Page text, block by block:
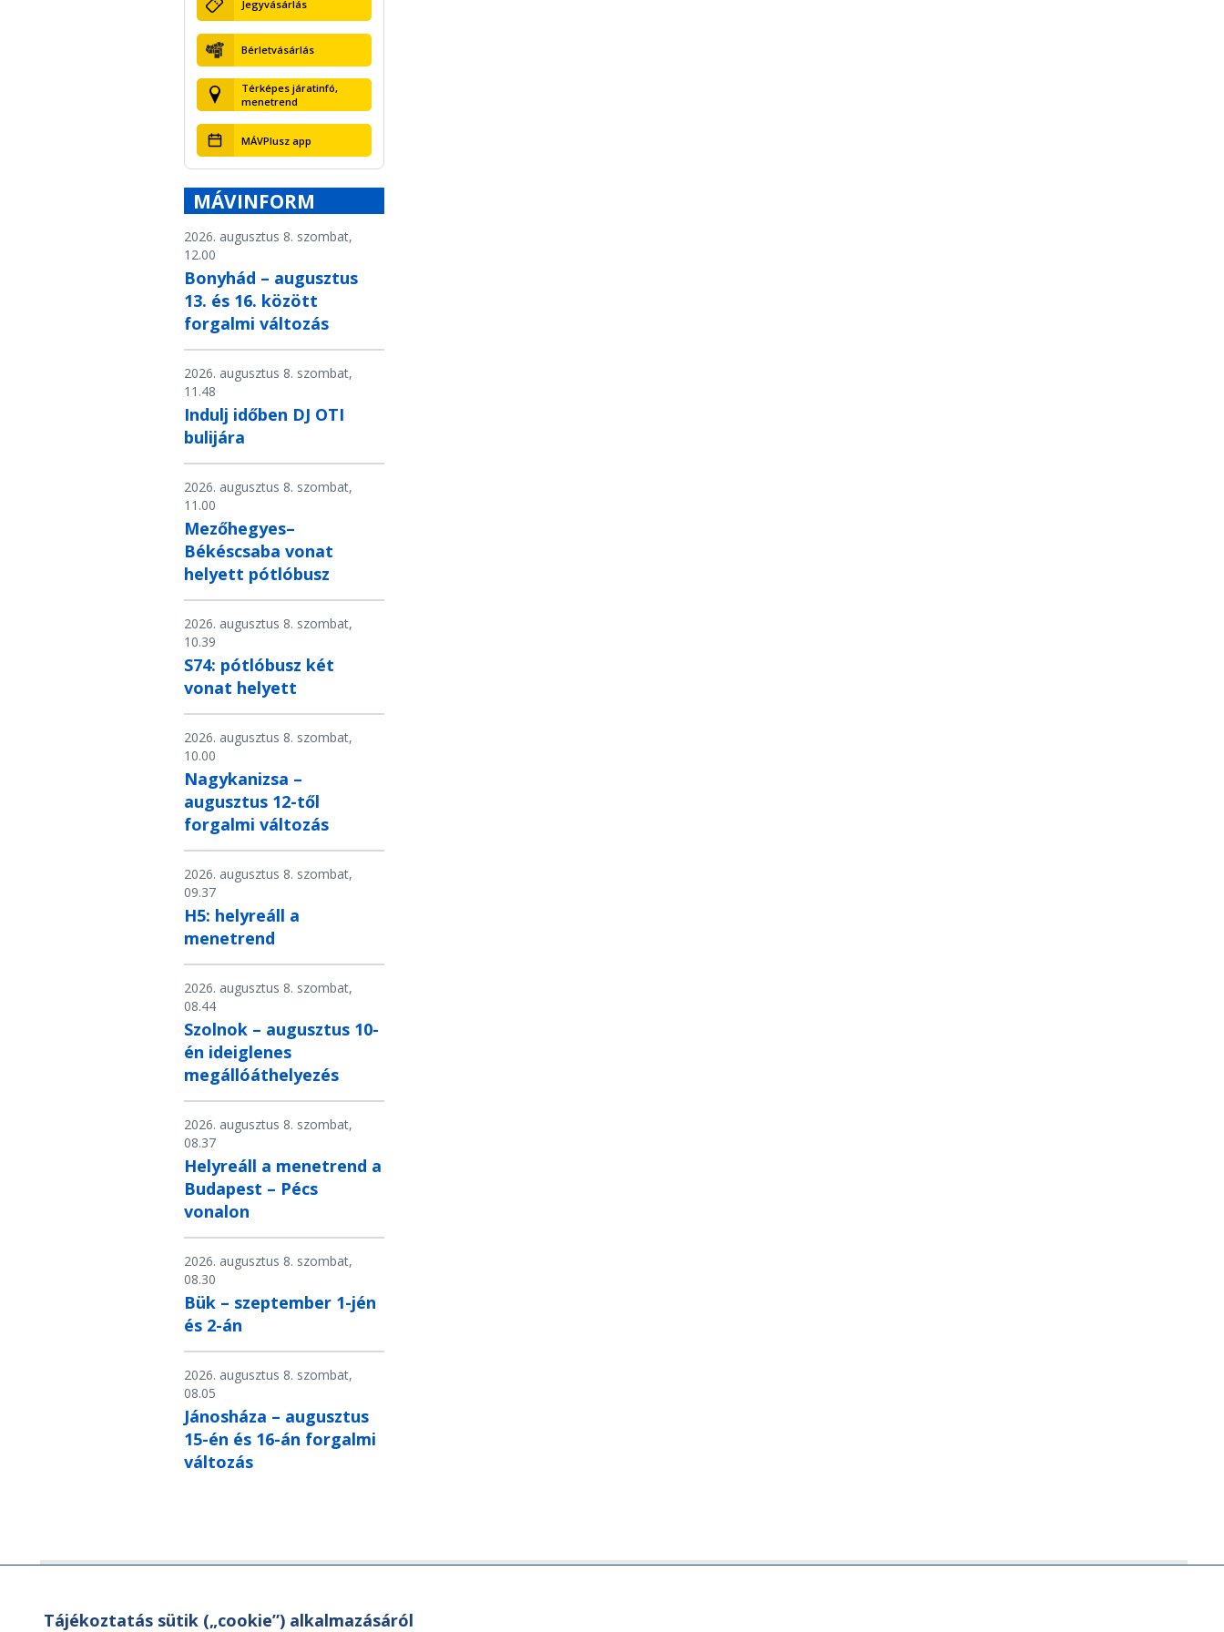
Jegyvásárlás
Bérletvásárlás
Térképes járatinfó,
menetrend
MÁVPlusz app
MÁVINFORM
2026. augusztus 8. szombat,
12.00
Bonyhád – augusztus
13. és 16. között
forgalmi változás
2026. augusztus 8. szombat,
11.48
Indulj időben DJ OTI
bulijára
2026. augusztus 8. szombat,
11.00
Mezőhegyes–
Békéscsaba vonat
helyett pótlóbusz
2026. augusztus 8. szombat,
10.39
S74: pótlóbusz két
vonat helyett
2026. augusztus 8. szombat,
10.00
Nagykanizsa –
augusztus 12-től
forgalmi változás
2026. augusztus 8. szombat,
09.37
H5: helyreáll a
menetrend
2026. augusztus 8. szombat,
08.44
Szolnok – augusztus 10-
én ideiglenes
megállóáthelyezés
2026. augusztus 8. szombat,
08.37
Helyreáll a menetrend a
Budapest – Pécs
vonalon
2026. augusztus 8. szombat,
08.30
Bük – szeptember 1-jén
és 2-án
2026. augusztus 8. szombat,
08.05
Jánosháza – augusztus
15-én és 16-án forgalmi
változás
Tájékoztatás sütik („cookie”) alkalmazásáról